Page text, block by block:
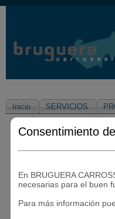
Consentimiento
En BRUGUERA
necesarias para el buen
Para más información
Inicio SERVICIOS
!